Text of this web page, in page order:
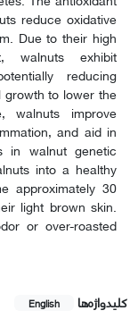
reduce oxidative
Due to their high
walnuts exhibit
reducing
to lower the
walnuts improve
and aid in
in walnut genetic
into a healthy
approximately 30
light brown skin.
or over-roasted
کلیدواژه‌ها English